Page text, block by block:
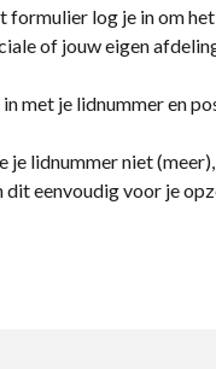
formulier log je in om
of jouw eigen
met je lidnummer en
je lidnummer niet
dit eenvoudig voor je